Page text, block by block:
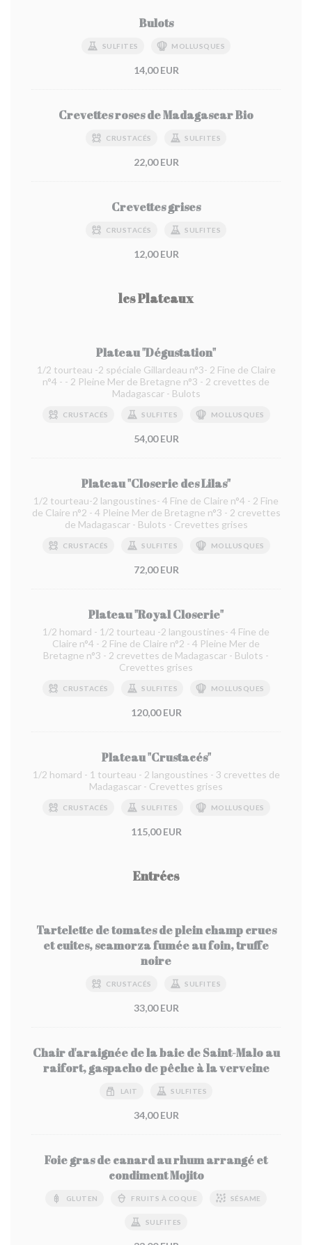
Bulots
SULFITES MOLLUSQUES
14,00 EUR
Crevettes roses de Madagascar Bio
CRUSTACÉS SULFITES
22,00 EUR
Crevettes grises
CRUSTACÉS SULFITES
12,00 EUR
les Plateaux
Plateau "Dégustation"
1/2 tourteau -2 spéciale Gillardeau n°3- 2 Fine de Claire
n°4 - - 2 Pleine Mer de Bretagne n°3 - 2 crevettes de
Madagascar - Bulots
CRUSTACÉS SULFITES MOLLUSQUES
54,00 EUR
Plateau "Closerie des Lilas"
1/2 tourteau-2 langoustines- 4 Fine de Claire n°4 - 2 Fine
de Claire n°2 - 4 Pleine Mer de Bretagne n°3 - 2 crevettes
de Madagascar - Bulots - Crevettes grises
CRUSTACÉS SULFITES MOLLUSQUES
72,00 EUR
Plateau "Royal Closerie"
1/2 homard - 1/2 tourteau -2 langoustines- 4 Fine de
Claire n°4 - 2 Fine de Claire n°2 - 4 Pleine Mer de
Bretagne n°3 - 2 crevettes de Madagascar - Bulots -
Crevettes grises
CRUSTACÉS SULFITES MOLLUSQUES
120,00 EUR
Plateau "Crustacés"
1/2 homard - 1 tourteau - 2 langoustines - 3 crevettes de
Madagascar - Crevettes grises
CRUSTACÉS SULFITES MOLLUSQUES
115,00 EUR
Entrées
Tartelette de tomates de plein champ crues
et cuites, scamorza fumée au foin, truffe
noire
CRUSTACÉS SULFITES
33,00 EUR
Chair d'araignée de la baie de Saint-Malo au
raifort, gaspacho de pêche à la verveine
LAIT SULFITES
34,00 EUR
Foie gras de canard au rhum arrangé et
condiment Mojito
GLUTEN FRUITS À COQUE SÉSAME
SULFITES